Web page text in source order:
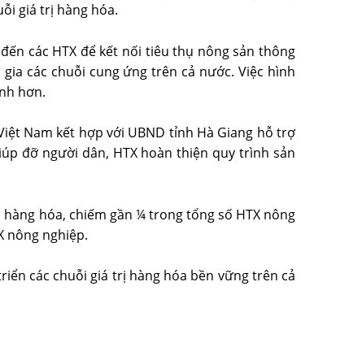
giá trị hàng hóa.
các HTX để kết nối tiêu thụ nông sản thông
các chuỗi cung ứng trên cả nước. Việc hình
hơn.
Nam kết hợp với UBND tỉnh Hà Giang hỗ trợ
đỡ người dân, HTX hoàn thiện quy trình sản
hóa, chiếm gần ¼ trong tổng số HTX nông
nông nghiệp.
các chuỗi giá trị hàng hóa bền vững trên cả